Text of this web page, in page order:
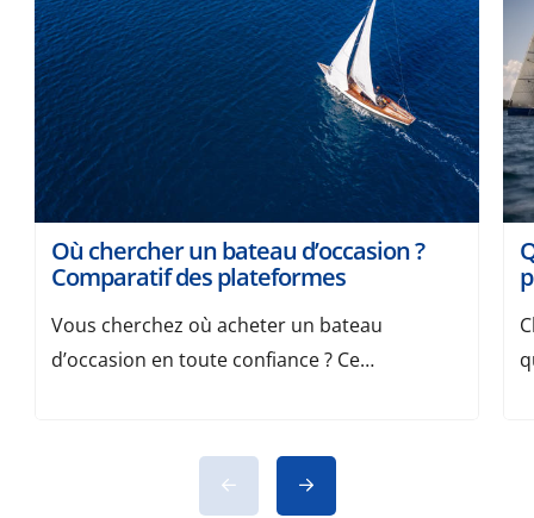
Où chercher un bateau d’occasion ?
Comparatif des plateformes
Vous cherchez où acheter un bateau
d’occasion en toute confiance ? Ce
prix, avec nos critères de choix et des
conseils de sécurité. Avant de vous lancer,